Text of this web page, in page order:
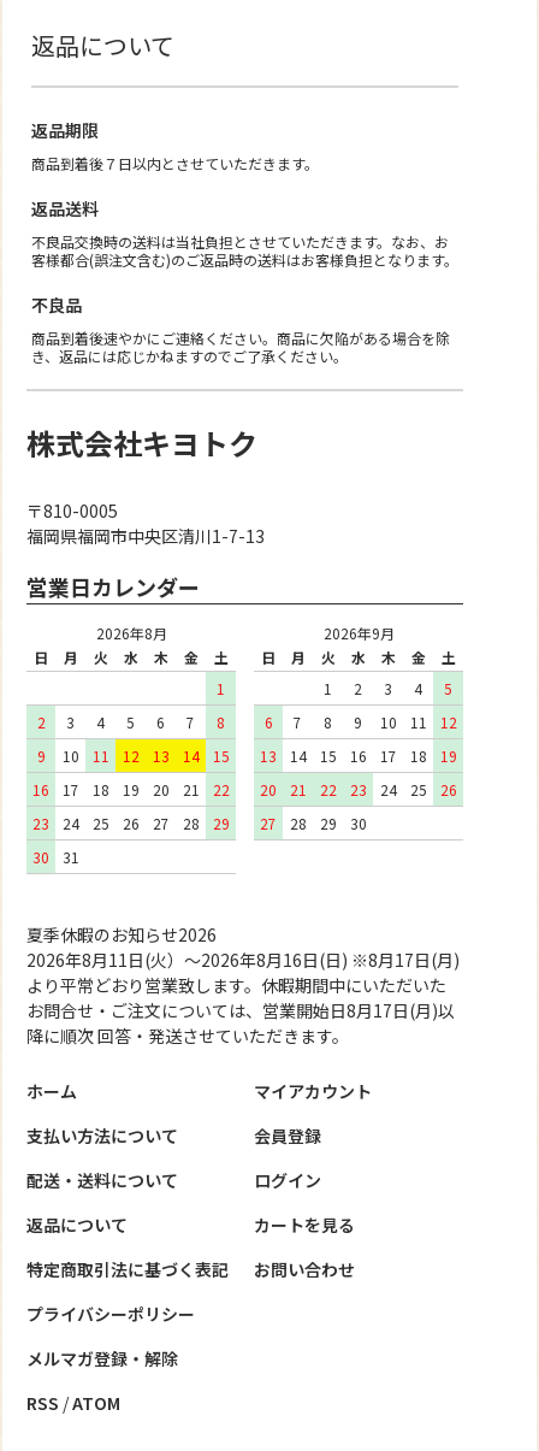
返品について
返品期限
商品到着後７日以内とさせていただきます。
返品送料
不良品交換時の送料は当社負担とさせていただきます。なお、お
客様都合(誤注文含む)のご返品時の送料はお客様負担となります。
不良品
商品到着後速やかにご連絡ください。商品に欠陥がある場合を除
き、返品には応じかねますのでご了承ください。
株式会社キヨトク
〒810-0005
福岡県福岡市中央区清川1-7-13
営業日カレンダー
2026年8月
日
月 火 水 木 金
土
1
2
3 4 5 6 7
8
9
10 11 12 13 14
15
16
17 18 19 20 21
22
23
24 25 26 27 28
29
30
31
2026年9月
日
月 火 水 木 金
土
1
2 3 4
5
6
7 8 9 10 11
12
13
14 15 16 17 18
19
20
21 22 23 24 25
26
27
28 29 30
夏季休暇のお知らせ2026
2026年8月11日(火）～2026年8月16日(日) ※8月17日(月)
より平常どおり営業致します。休暇期間中にいただいた
お問合せ・ご注文については、営業開始日8月17日(月)以
降に順次 回答・発送させていただきます。
ホーム
支払い方法について
配送・送料について
返品について
特定商取引法に基づく表記
プライバシーポリシー
メルマガ登録・解除
RSS /ATOM
マイアカウント
会員登録
ログイン
カートを見る
お問い合わせ